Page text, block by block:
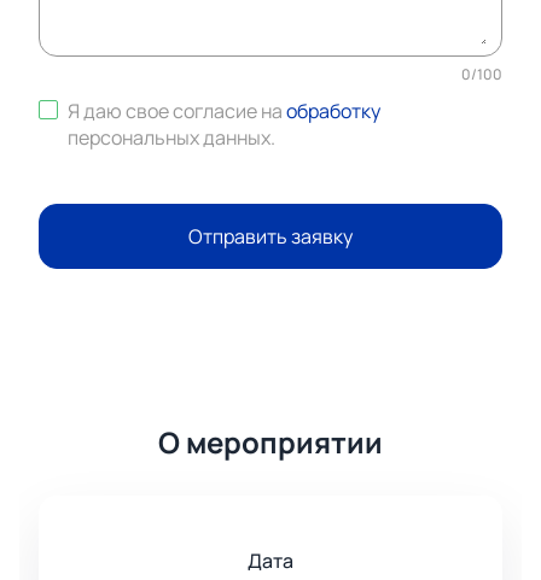
0/100
Я даю свое согласие наобработку
персональных данных.
Отправить заявку
О мероприятии
Дата